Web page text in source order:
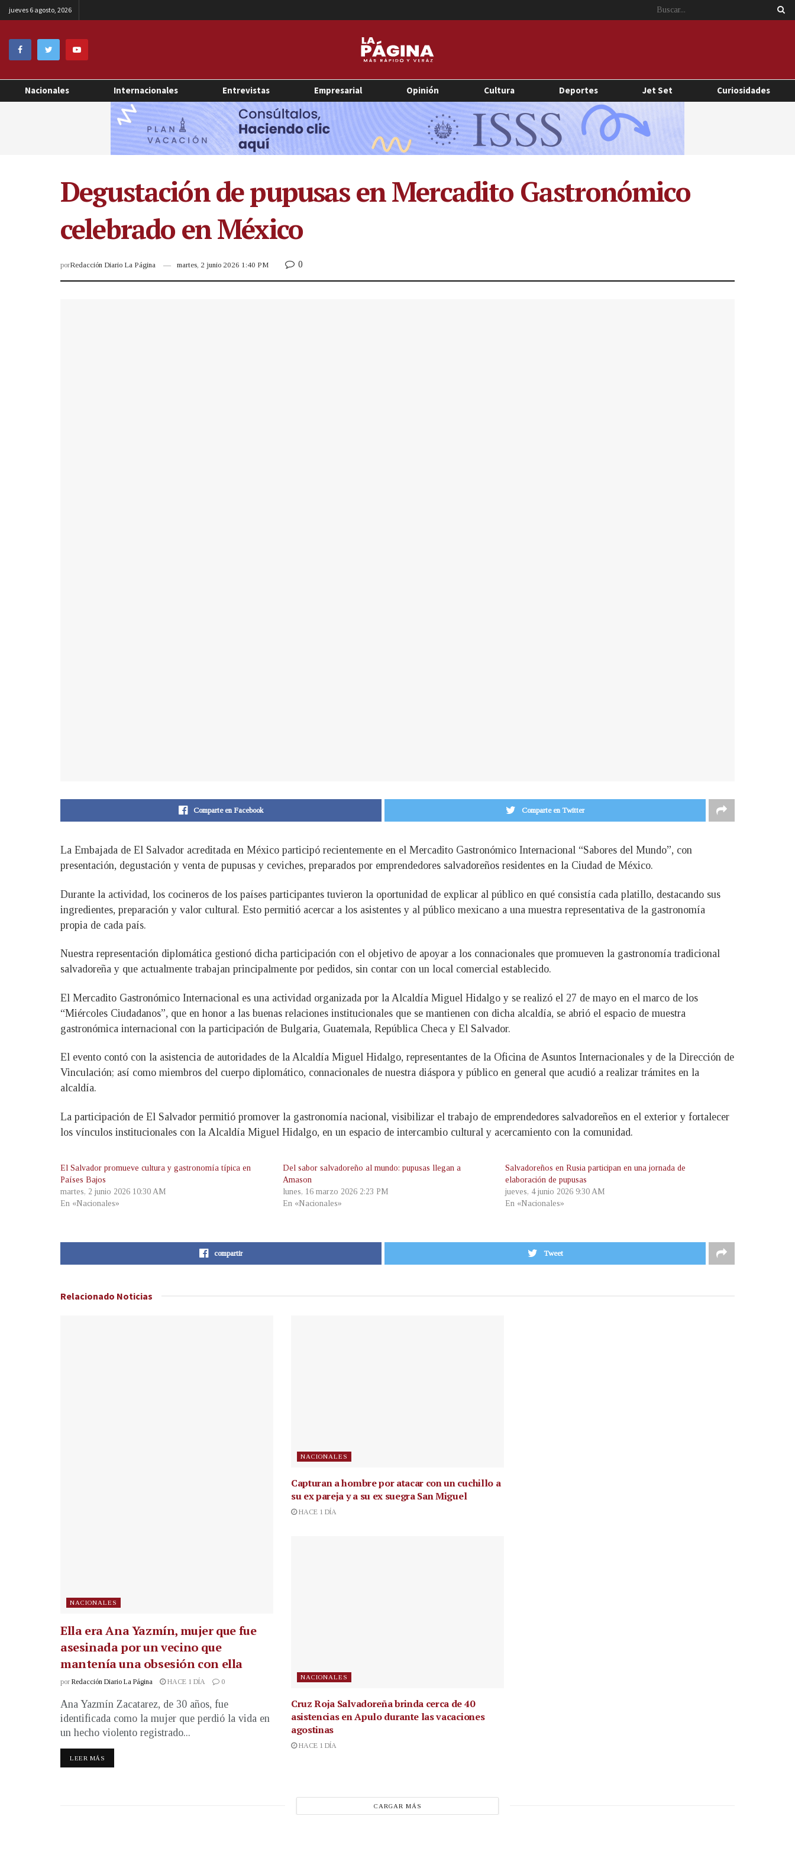
jueves 6 agosto, 2026
Nacionales Internacionales Entrevistas Empresarial Opinión Cultura Deportes Jet Set Curiosidades
Degustación de pupusas en Mercadito Gastronómico
celebrado en México
porRedacción Diario La Página martes, 2 junio 2026 1:40 PM 0
Comparte en Facebook Comparte en Twitter
La Embajada de El Salvador acreditada en México participó recientemente en el Mercadito Gastronómico Internacional “Sabores del Mundo”, con
presentación, degustación y venta de pupusas y ceviches, preparados por emprendedores salvadoreños residentes en la Ciudad de México.
Durante la actividad, los cocineros de los países participantes tuvieron la oportunidad de explicar al público en qué consistía cada platillo, destacando sus
ingredientes, preparación y valor cultural. Esto permitió acercar a los asistentes y al público mexicano a una muestra representativa de la gastronomía
propia de cada país.
Nuestra representación diplomática gestionó dicha participación con el objetivo de apoyar a los connacionales que promueven la gastronomía tradicional
salvadoreña y que actualmente trabajan principalmente por pedidos, sin contar con un local comercial establecido.
El Mercadito Gastronómico Internacional es una actividad organizada por la Alcaldía Miguel Hidalgo y se realizó el 27 de mayo en el marco de los
“Miércoles Ciudadanos”, que en honor a las buenas relaciones institucionales que se mantienen con dicha alcaldía, se abrió el espacio de muestra
gastronómica internacional con la participación de Bulgaria, Guatemala, República Checa y El Salvador.
El evento contó con la asistencia de autoridades de la Alcaldía Miguel Hidalgo, representantes de la Oficina de Asuntos Internacionales y de la Dirección de
Vinculación; así como miembros del cuerpo diplomático, connacionales de nuestra diáspora y público en general que acudió a realizar trámites en la
alcaldía.
La participación de El Salvador permitió promover la gastronomía nacional, visibilizar el trabajo de emprendedores salvadoreños en el exterior y fortalecer
los vínculos institucionales con la Alcaldía Miguel Hidalgo, en un espacio de intercambio cultural y acercamiento con la comunidad.
El Salvador promueve cultura y gastronomía típica en
Países Bajos
martes, 2 junio 2026 10:30 AM
En «Nacionales»
Del sabor salvadoreño al mundo: pupusas llegan a
Amason
lunes, 16 marzo 2026 2:23 PM
En «Nacionales»
Salvadoreños en Rusia participan en una jornada de
elaboración de pupusas
jueves, 4 junio 2026 9:30 AM
En «Nacionales»
compartir Tweet
Relacionado Noticias
NACIONALES
Ella era Ana Yazmín, mujer que fue
asesinada por un vecino que
mantenía una obsesión con ella
por Redacción Diario La Página HACE 1 DÍA 0
Ana Yazmín Zacatarez, de 30 años, fue
identificada como la mujer que perdió la vida en
un hecho violento registrado...
LEER MÁS
NACIONALES
Capturan a hombre por atacar con un cuchillo a
su ex pareja y a su ex suegra San Miguel
HACE 1 DÍA
NACIONALES
Cruz Roja Salvadoreña brinda cerca de 40
asistencias en Apulo durante las vacaciones
agostinas
HACE 1 DÍA
CARGAR MÁS